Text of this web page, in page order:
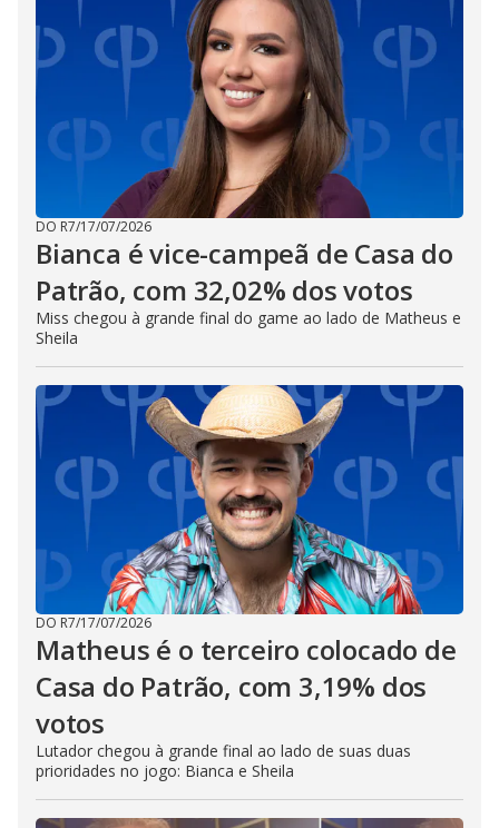
DO R7/17/07/2026
Bianca é vice-campeã de Casa do
Patrão, com 32,02% dos votos
Miss chegou à grande final do game ao lado de Matheus e
Sheila
DO R7/17/07/2026
Matheus é o terceiro colocado de
Casa do Patrão, com 3,19% dos
votos
Lutador chegou à grande final ao lado de suas duas
prioridades no jogo: Bianca e Sheila